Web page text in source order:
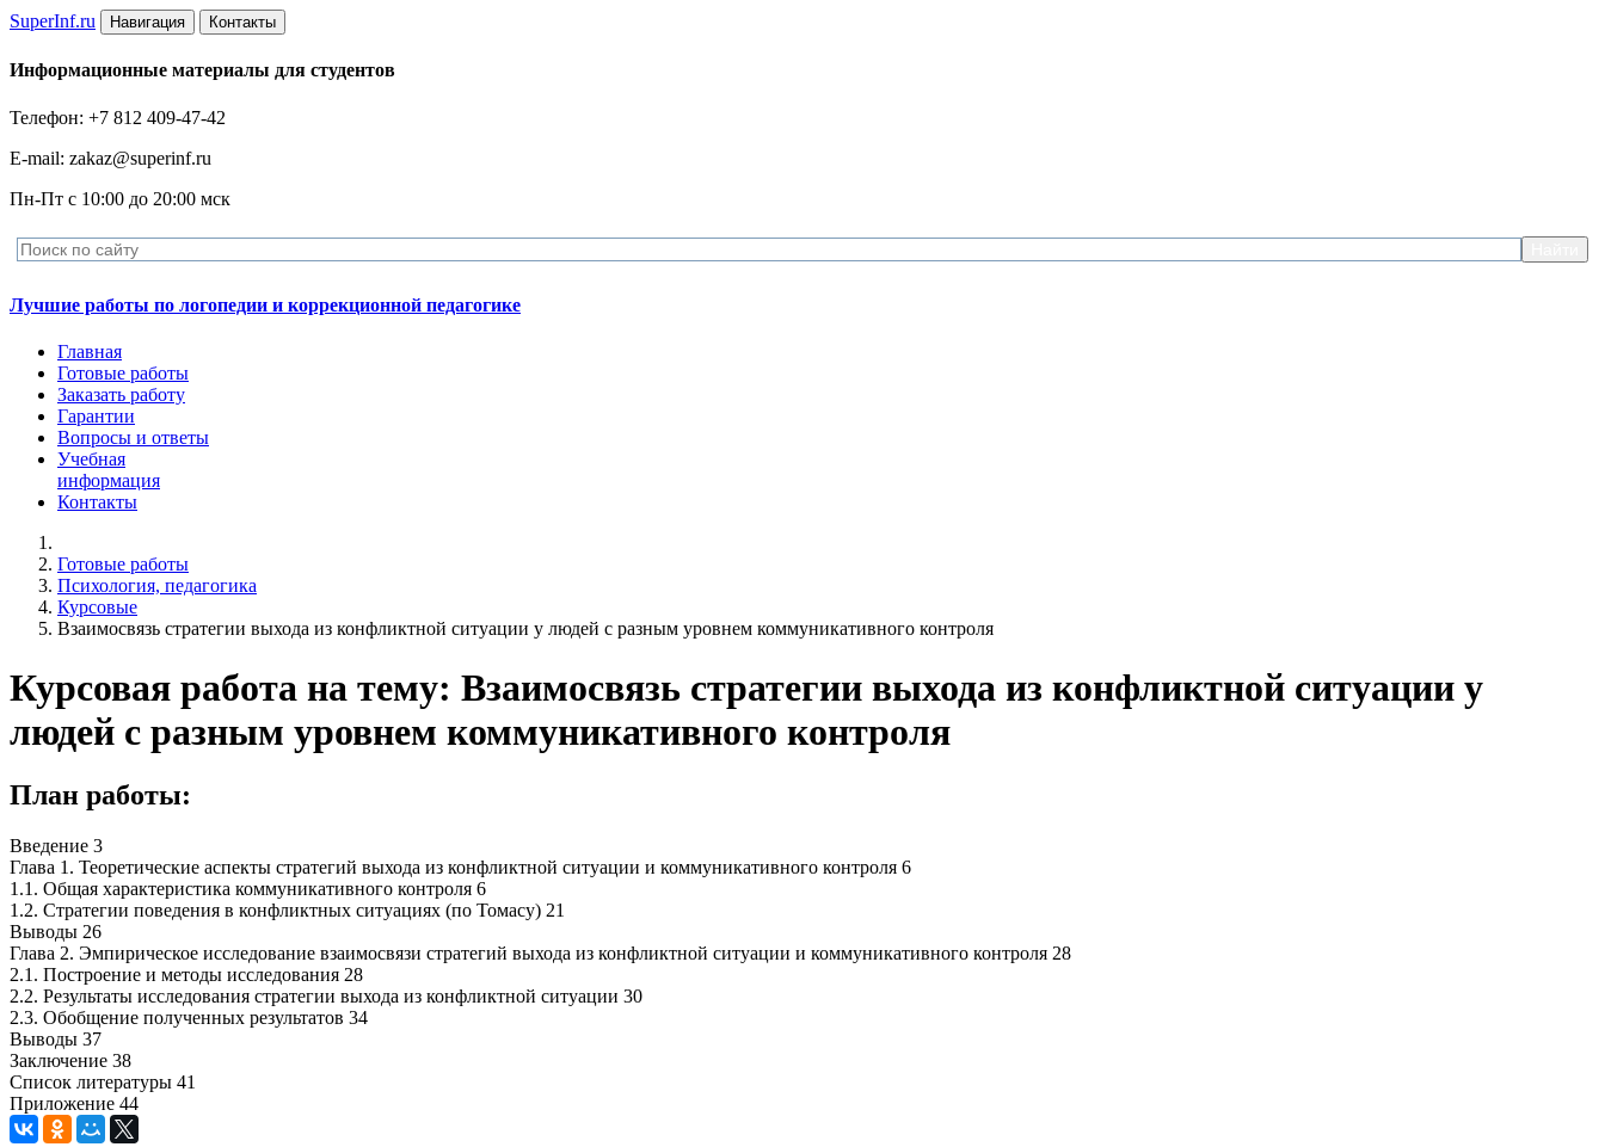
SuperInf.ru Навигация Контакты
Информационные материалы для студентов
Телефон: +7 812 409-47-42
E-mail: zakaz@superinf.ru
Пн-Пт с 10:00 до 20:00 мск
Лучшие работы по логопедии и коррекционной педагогике
Главная
Готовые работы
Заказать работу
Гарантии
Вопросы и ответы
Учебная
информация
Контакты
Готовые работы
Психология, педагогика
Курсовые
Взаимосвязь стратегии выхода из конфликтной ситуации у людей с разным уровнем коммуникативного контроля
Курсовая работа на тему: Взаимосвязь стратегии выхода из конфликтной ситуации у
людей с разным уровнем коммуникативного контроля
План работы:
Введение 3
Глава 1. Теоретические аспекты стратегий выхода из конфликтной ситуации и коммуникативного контроля 6
1.1. Общая характеристика коммуникативного контроля 6
1.2. Стратегии поведения в конфликтных ситуациях (по Томасу) 21
Выводы 26
Глава 2. Эмпирическое исследование взаимосвязи стратегий выхода из конфликтной ситуации и коммуникативного контроля 28
2.1. Построение и методы исследования 28
2.2. Результаты исследования стратегии выхода из конфликтной ситуации 30
2.3. Обобщение полученных результатов 34
Выводы 37
Заключение 38
Список литературы 41
Приложение 44